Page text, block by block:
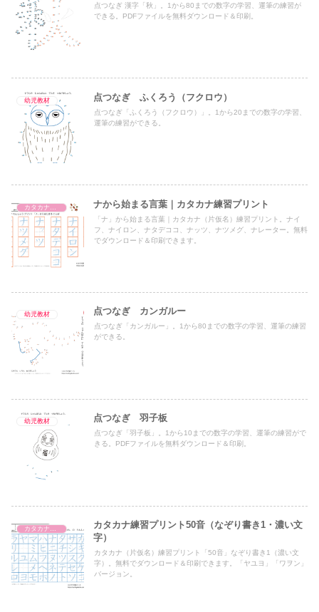
点つなぎ 漢字「秋」。1から80までの数字の学習、運筆の練習が
できる。PDFファイルを無料ダウンロード＆印刷。
幼児教材 点つなぎ ふくろう（フクロウ）
点つなぎ「ふくろう（フクロウ）」。1から20までの数字の学習、
運筆の練習ができる。
カタカナ練習プリント ナから始まる言葉｜カタカナ練習プリント
「ナ」から始まる言葉｜カタカナ（片仮名）練習プリント。ナイ
フ、ナイロン、ナタデココ、ナッツ、ナツメグ、ナレーター。無料
でダウンロード＆印刷できます。
幼児教材 点つなぎ カンガルー
点つなぎ「カンガルー」。1から80までの数字の学習、運筆の練習
ができる。
幼児教材 点つなぎ 羽子板
点つなぎ「羽子板」。1から10までの数字の学習、運筆の練習がで
きる。PDFファイルを無料ダウンロード＆印刷。
カタカナ練習プリント50音（なぞり書き1・濃い文
字）
カタカナ（片仮名）練習プリント「50音」なぞり書き1（濃い文
字）。無料でダウンロード＆印刷できます。「ヤユヨ」「ワヲン」
バージョン。